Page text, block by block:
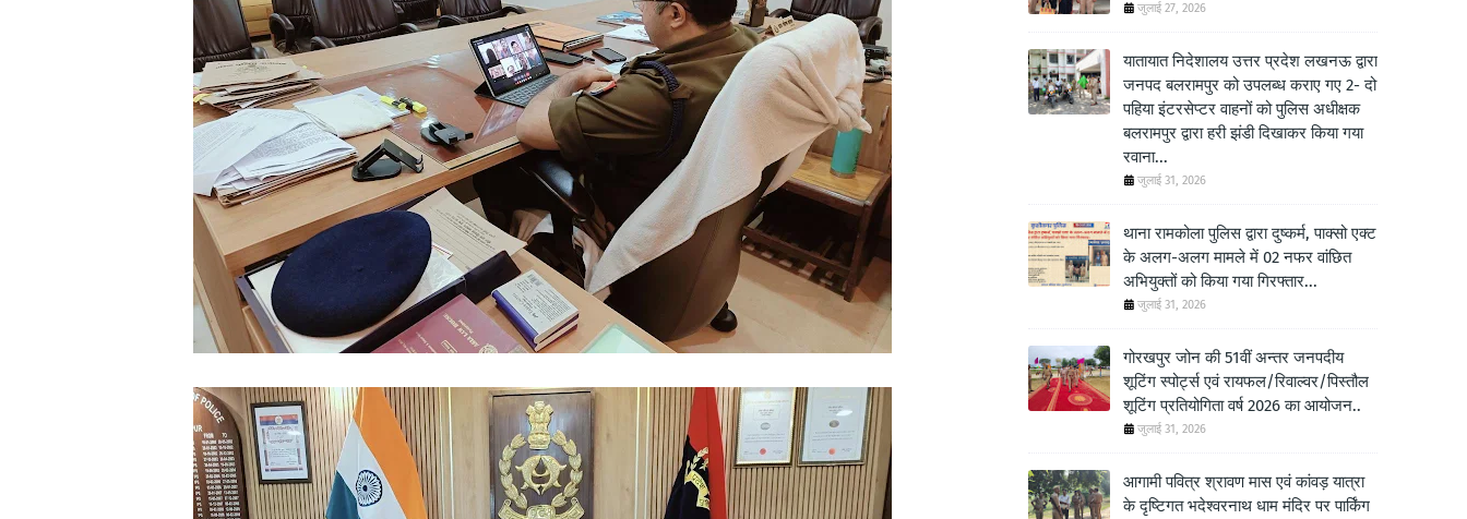
जुलाई 27, 2026
यातायात निदेशालय उत्तर प्रदेश लखनऊ द्वारा
जनपद बलरामपुर को उपलब्ध कराए गए 2- दो
पहिया इंटरसेप्टर वाहनों को पुलिस अधीक्षक
बलरामपुर द्वारा हरी झंडी दिखाकर किया गया
रवाना...
जुलाई 31, 2026
थाना रामकोला पुलिस द्वारा दुष्कर्म, पाक्सो एक्ट
के अलग-अलग मामले में 02 नफर वांछित
अभियुक्तों को किया गया गिरफ्तार...
जुलाई 31, 2026
गोरखपुर जोन की 51वीं अन्तर जनपदीय
शूटिंग स्पोर्ट्स एवं रायफल/रिवाल्वर/पिस्तौल
शूटिंग प्रतियोगिता वर्ष 2026 का आयोजन..
जुलाई 31, 2026
आगामी पवित्र श्रावण मास एवं कांवड़ यात्रा
के दृष्टिगत भदेश्वरनाथ धाम मंदिर पर पार्किंग